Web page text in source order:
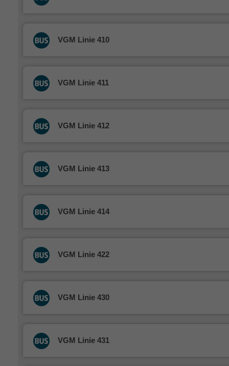
VGM Linie 410
VGM Linie 411
VGM Linie 412
VGM Linie 413
VGM Linie 414
VGM Linie 422
VGM Linie 430
VGM Linie 431